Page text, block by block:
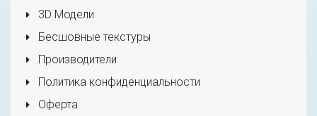
3D Модели
Бесшовные текстуры
Производители
Политика конфиденциальности
Оферта